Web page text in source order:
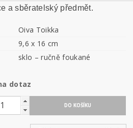
a sběratelský předmět.
Oiva Toikka
9,6 x 16 cm
sklo – ručně foukané
dotaz